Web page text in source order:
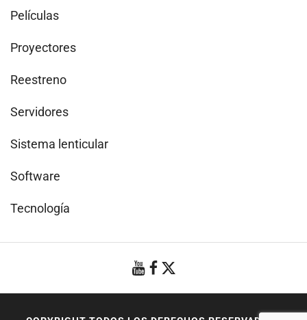
Películas
Proyectores
Reestreno
Servidores
Sistema lenticular
Software
Tecnología